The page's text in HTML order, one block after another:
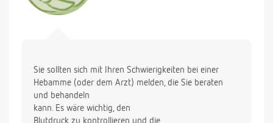
Vielen Dank für Ihre Antwort.
Sie sollten sich mit Ihren Schwierigkeiten bei einer
Hebamme (oder dem Arzt) melden, die Sie beraten
und behandeln
kann. Es wäre wichtig, den
Blutdruck zu kontrollieren und die